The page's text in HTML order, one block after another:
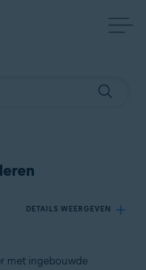
DETAILS WEERGEVEN
met ingebouwde